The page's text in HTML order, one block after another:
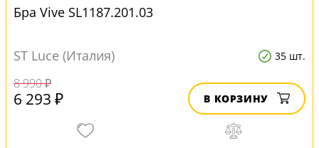
Бра Vive SL1187.201.03
ST Luce (Италия) 35 шт.
8 990 ₽
6 293 ₽ В КОРЗИНУ